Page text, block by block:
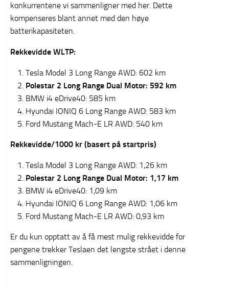
konkurrentene vi sammenligner med her. Dette
kompenseres blant annet med den høye
batterikapasiteten.
Rekkevidde WLTP:
Tesla Model 3 Long Range AWD: 602 km
Polestar 2 Long Range Dual Motor: 592 km
BMW i4 eDrive40: 585 km
Hyundai IONIQ 6 Long Range AWD: 583 km
Ford Mustang Mach-E LR AWD: 540 km
Rekkevidde/1000 kr (basert på startpris)
Tesla Model 3 Long Range AWD: 1,26 km
Polestar 2 Long Range Dual Motor: 1,17 km
BMW i4 eDrive40: 1,09 km
Hyundai IONIQ 6 Long Range AWD: 1,06 km
Ford Mustang Mach-E LR AWD: 0,93 km
Er du kun opptatt av å få mest mulig rekkevidde for
pengene trekker Teslaen det lengste strået i denne
sammenligningen.